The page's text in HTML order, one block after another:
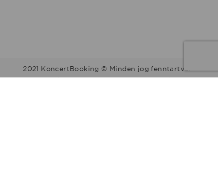
2021 KoncertBooking © Minden jog fenntartva.
Kapcsolat | Telefonszám: +36 30 157 9812 | E-mail: